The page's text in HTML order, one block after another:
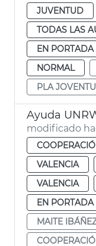
JUVENTUD
TODAS LAS
EN PORTADA
NORMAL
PLA
Ayuda
modificado
VALENCIA
VALENCIA
EN PORTADA
MAITE